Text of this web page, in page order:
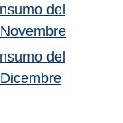
del
del